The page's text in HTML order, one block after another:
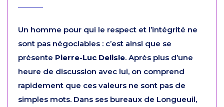
Un homme pour qui le respect et l’intégrité ne
sont pas négociables : c’est ainsi que se
présente Pierre-Luc Delisle. Après plus d’une
heure de discussion avec lui, on comprend
rapidement que ces valeurs ne sont pas de
simples mots. Dans ses bureaux de Longueuil,